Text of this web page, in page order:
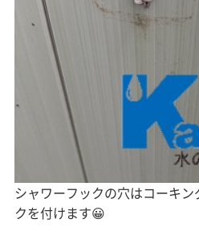
シャワーフックの穴はコーキ
クを付けます😀